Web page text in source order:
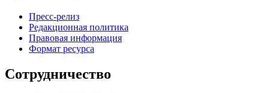
Пресс-релиз
Редакционная политика
Правовая информация
Формат ресурса
Сотрудничество